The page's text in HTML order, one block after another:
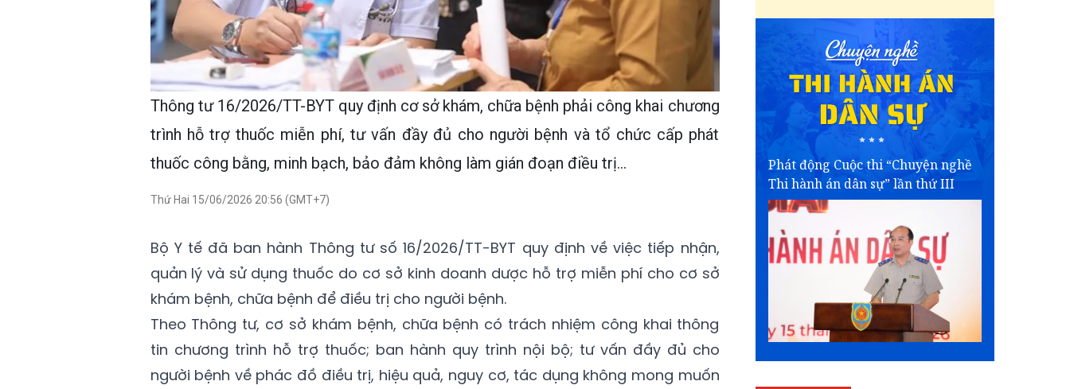
Thông tư 16/2026/TT-BYT quy định cơ sở khám, chữa bệnh phải công khai chương
trình hỗ trợ thuốc miễn phí, tư vấn đầy đủ cho người bệnh và tổ chức cấp phát
thuốc công bằng, minh bạch, bảo đảm không làm gián đoạn điều trị...
Thứ Hai 15/06/2026 20:56 (GMT+7)
Bộ Y tế đã ban hành Thông tư số 16/2026/TT-BYT quy định về việc tiếp nhận,
quản lý và sử dụng thuốc do cơ sở kinh doanh dược hỗ trợ miễn phí cho cơ sở
khám bệnh, chữa bệnh để điều trị cho người bệnh.
Theo Thông tư, cơ sở khám bệnh, chữa bệnh có trách nhiệm công khai thông
tin chương trình hỗ trợ thuốc; ban hành quy trình nội bộ; tư vấn đầy đủ cho
người bệnh về phác đồ điều trị, hiệu quả, nguy cơ, tác dụng không mong muốn
Phát động Cuộc thi “Chuyện nghề
Thi hành án dân sự” lần thứ III